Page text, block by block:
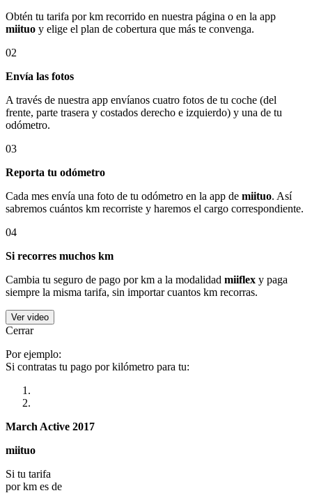
Obtén tu tarifa por km recorrido en nuestra página o en la app
miituo y elige el plan de cobertura que más te convenga.
02
Envía las fotos
A través de nuestra app envíanos cuatro fotos de tu coche (del
frente, parte trasera y costados derecho e izquierdo) y una de tu
odómetro.
03
Reporta tu odómetro
Cada mes envía una foto de tu odómetro en la app de miituo. Así
sabremos cuántos km recorriste y haremos el cargo correspondiente.
04
Si recorres muchos km
Cambia tu seguro de pago por km a la modalidad miiflex y paga
siempre la misma tarifa, sin importar cuantos km recorras.
Ver video
Cerrar
Por ejemplo:
Si contratas tu pago por kilómetro para tu:
March Active 2017
miituo
Si tu tarifa
por km es de